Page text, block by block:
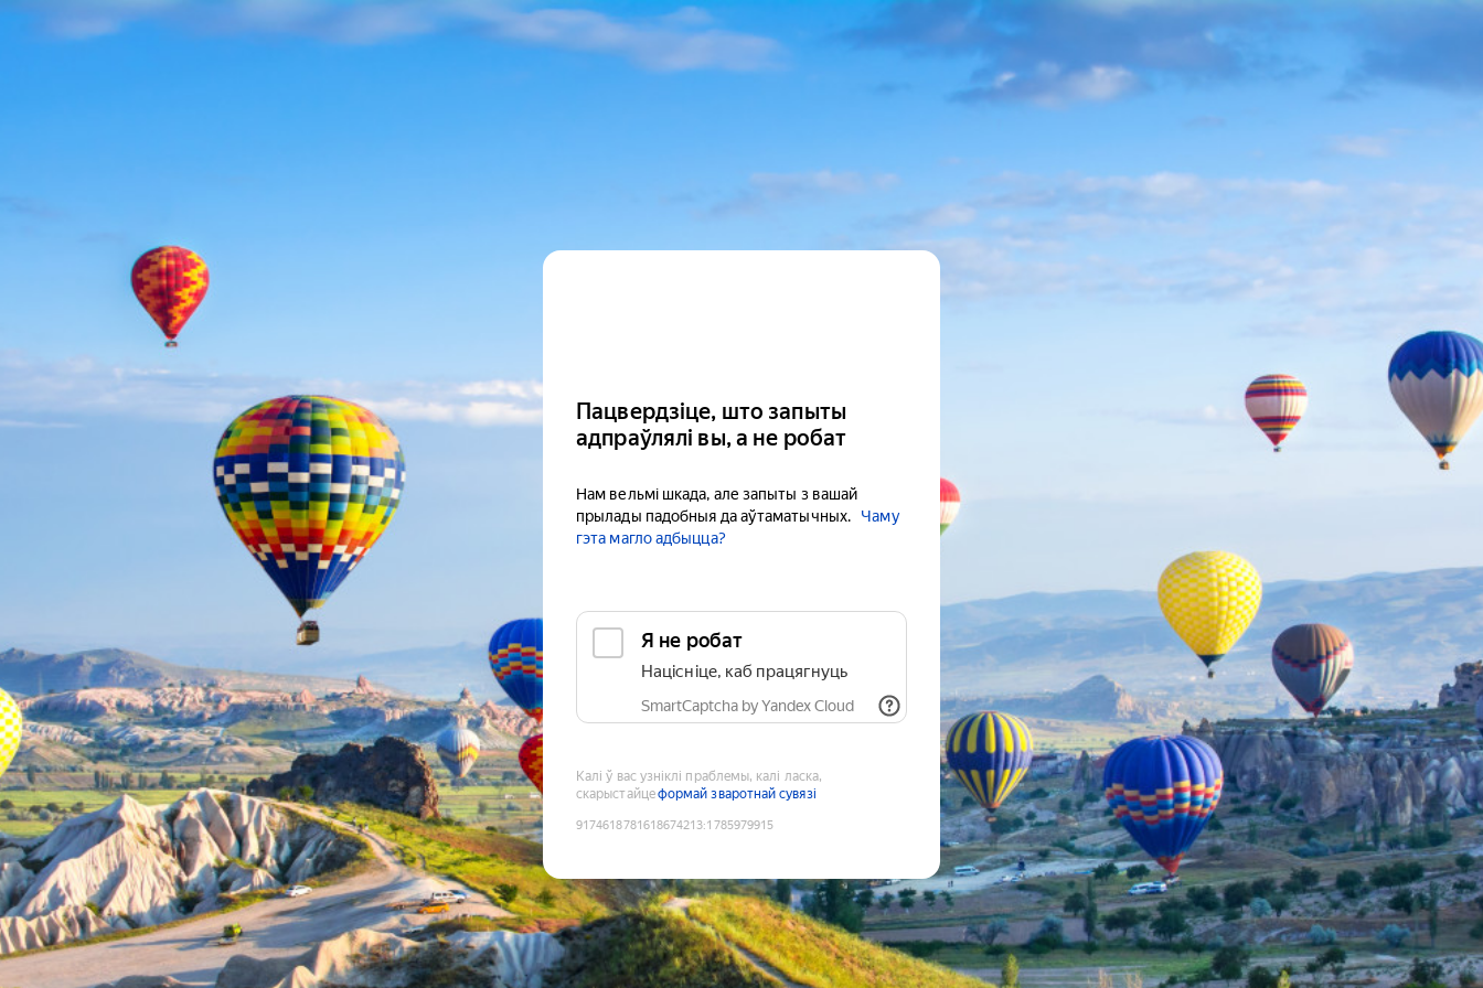
Пацвердзіце, што запыты
адпраўлялі вы, а не робат
Нам вельмі шкада, але запыты з вашай
прылады падобныя да аўтаматычных.
Чаму
гэта магло адбыцца?
Я не робат
Націсніце, каб працягнуць
SmartCaptcha by Yandex Cloud
Калі ў вас узніклі праблемы, калі ласка,
скарыстайцеформай зваротнай сувязі
9174618781618674213:1785979915